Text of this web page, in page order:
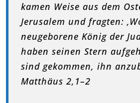
kamen Weise aus dem
Jerusalem und fragten:
neugeborene König der
haben seinen Stern
sind gekommen, ihn
Matthäus 2,1–2